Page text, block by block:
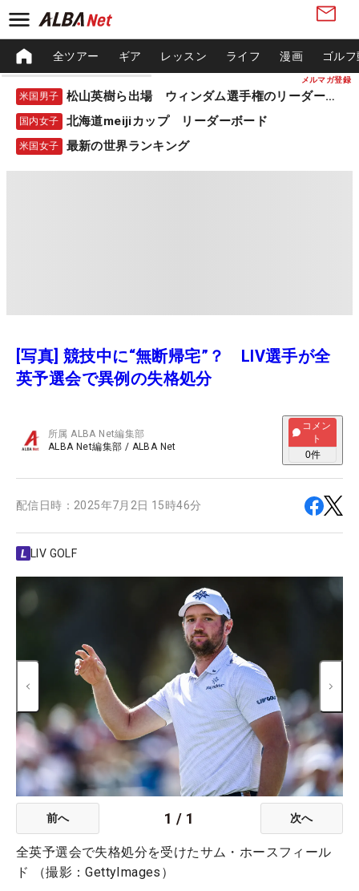
メルマガ登録
全ツアー ギア レッスン ライフ 漫画 ゴル
米国男子 松山英樹ら出場 ウィンダム選手権のリーダーボード
国内女子 北海道meijiカップ リーダーボード
米国女子 最新の世界ランキング
[写真] 競技中に“無断帰宅”？ LIV選手が全
英予選会で異例の失格処分
所属ALBA Net編集部
ALBA Net編集部 / ALBA Net
コメン
ト
0件
配信日時： 2025年7月2日 15時46分
LIV GOLF
前へ 1 / 1 次へ
全英予選会で失格処分を受けたサム・ホースフィール
ド （撮影：GettyImages）